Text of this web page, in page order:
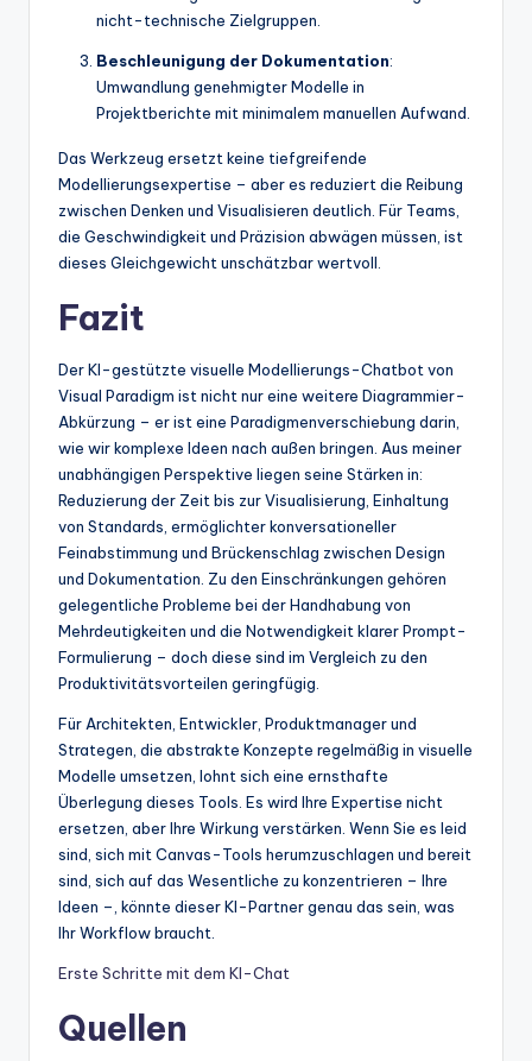
nicht-technische Zielgruppen.
Beschleunigung der Dokumentation:
Umwandlung genehmigter Modelle in
Projektberichte mit minimalem manuellen Aufwand.
Das Werkzeug ersetzt keine tiefgreifende
Modellierungsexpertise – aber es reduziert die Reibung
zwischen Denken und Visualisieren deutlich. Für Teams,
die Geschwindigkeit und Präzision abwägen müssen, ist
dieses Gleichgewicht unschätzbar wertvoll.
Fazit
Der KI-gestützte visuelle Modellierungs-Chatbot von
Visual Paradigm ist nicht nur eine weitere Diagrammier-
Abkürzung – er ist eine Paradigmenverschiebung darin,
wie wir komplexe Ideen nach außen bringen. Aus meiner
unabhängigen Perspektive liegen seine Stärken in:
Reduzierung der Zeit bis zur Visualisierung, Einhaltung
von Standards, ermöglichter konversationeller
Feinabstimmung und Brückenschlag zwischen Design
und Dokumentation. Zu den Einschränkungen gehören
gelegentliche Probleme bei der Handhabung von
Mehrdeutigkeiten und die Notwendigkeit klarer Prompt-
Formulierung – doch diese sind im Vergleich zu den
Produktivitätsvorteilen geringfügig.
Für Architekten, Entwickler, Produktmanager und
Strategen, die abstrakte Konzepte regelmäßig in visuelle
Modelle umsetzen, lohnt sich eine ernsthafte
Überlegung dieses Tools. Es wird Ihre Expertise nicht
ersetzen, aber Ihre Wirkung verstärken. Wenn Sie es leid
sind, sich mit Canvas-Tools herumzuschlagen und bereit
sind, sich auf das Wesentliche zu konzentrieren – Ihre
Ideen –, könnte dieser KI-Partner genau das sein, was
Ihr Workflow braucht.
Erste Schritte mit dem KI-Chat
Quellen